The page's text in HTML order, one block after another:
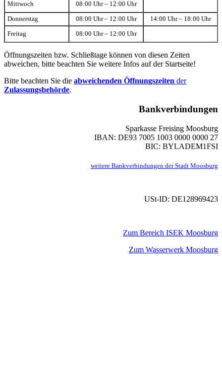
Mittwoch 08:00 Uhr – 12:00 Uhr
Donnerstag 08:00 Uhr – 12:00 Uhr 14:00 Uhr – 18:00 Uhr
Freitag 08:00 Uhr – 12:00 Uhr
Öffnungszeiten bzw. Schließtage können von diesen Zeiten
abweichen, bitte beachten Sie weitere Infos auf der Startseite!
Bitte beachten Sie die abweichenden Öffnungszeiten der
Zulassungsbehörde.
Bankverbindungen
Sparkasse Freising Moosburg
IBAN: DE93 7005 1003 0000 0000 27
BIC: BYLADEM1FSI
weitere Bankverbindungen der Stadt Moosburg
USt-ID: DE128969423
Zum Bereich ISEK Moosburg
Zum Wasserwerk Moosburg